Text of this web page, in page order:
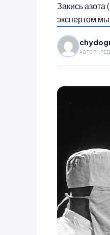
Закись
экспертом
АВТОР